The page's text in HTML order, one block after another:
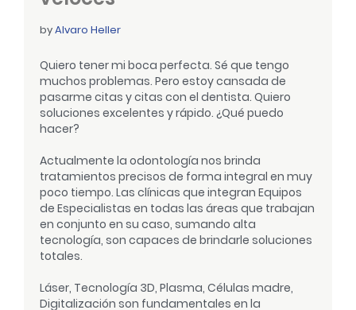
byAlvaro Heller
Quiero tener mi boca perfecta. Sé que tengo
muchos problemas. Pero estoy cansada de
pasarme citas y citas con el dentista. Quiero
soluciones excelentes y rápido. ¿Qué puedo
hacer?
Actualmente la odontología nos brinda
tratamientos precisos de forma integral en muy
poco tiempo. Las clínicas que integran Equipos
de Especialistas en todas las áreas que trabajan
en conjunto en su caso, sumando alta
tecnología, son capaces de brindarle soluciones
totales.
Láser, Tecnología 3D, Plasma, Células madre,
Digitalización son fundamentales en la